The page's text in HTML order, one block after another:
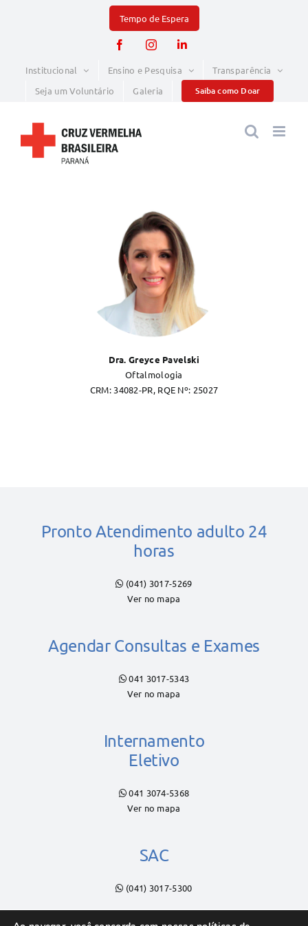
FacebookInstagramLinkedIn
Institucional Ensino e Pesquisa
Transparência
Seja um Voluntário
Galeria Saiba como Doar
Dra. Greyce Pavelski
Oftalmologia
CRM: 34082-PR, RQE Nº: 25027
Pronto Atendimento adulto 24
horas
(041) 3017-5269
Ver no mapa
Agendar Consultas e Exames
041 3017-5343
Ver no mapa
Internamento
Eletivo
041 3074-5368
Ver no mapa
SAC
(041) 3017-5300